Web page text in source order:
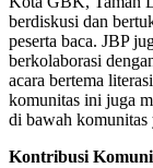
berdiskusi dan
peserta baca. JBP
berkolaborasi
acara bertema
komunitas ini juga
di bawah komunitas
Kontribusi